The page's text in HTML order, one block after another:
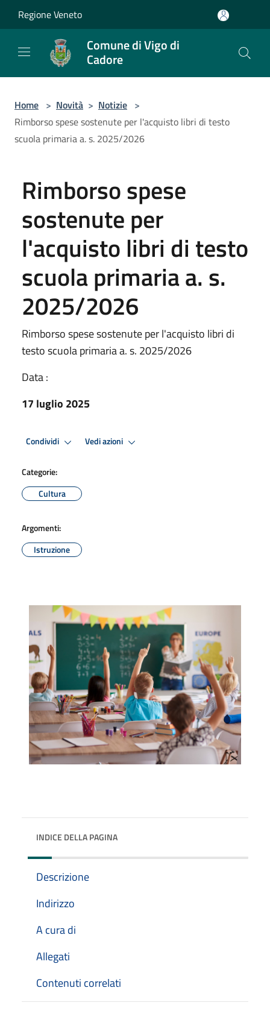
Regione Veneto
Comune di Vigo di
Cadore
Home > Novità > Notizie >
Rimborso spese sostenute per l'acquisto libri di testo
scuola primaria a. s. 2025/2026
Rimborso spese
sostenute per
l'acquisto libri di testo
scuola primaria a. s.
2025/2026
Rimborso spese sostenute per l'acquisto libri di
testo scuola primaria a. s. 2025/2026
Data :
17 luglio 2025
Condividi Vedi azioni
Categorie:
Cultura
Argomenti:
Istruzione
INDICE DELLA PAGINA
Descrizione
Indirizzo
A cura di
Allegati
Contenuti correlati